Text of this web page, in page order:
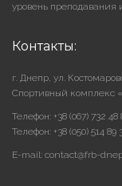
уровень преподавания
Контакты:
г. Днепр, ул.
Cпортивный комплекс
Телефон: +38 (067) 732 48
Телефон: +38 (050) 514 89
E-mail: contact@frb-